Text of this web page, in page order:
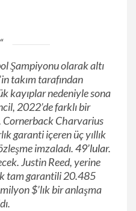
Şampiyonu olarak altı
takım tarafından
kayıplar nedeniyle sona
2022’de farklı bir
Charvarius
garanti içeren üç yıllık
imzaladı.49’lular.
Justin Reed, yerine
tam garantili 20.485
$’lık bir anlaşma